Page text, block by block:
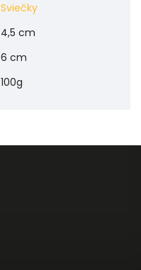
Sviečky
4,5 cm
6 cm
100g